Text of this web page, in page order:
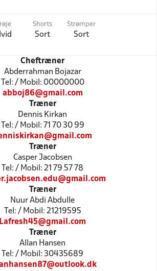
Trøje Shorts
Sort
Strømper
Sort
Cheftræner
Abderrahman Bojazar
Tel: / Mobil: 00000000
abboj86@gmail.com
Træner
Dennis Kirkan
Tel: / Mobil: 71 70 30 99
Træner
Casper Jacobsen
Tel: / Mobil: 21 79 57 78
Træner
Nuur Abdi Abdulle
Tel: / Mobil: 21219595
Lafresh45@gmail.com
Træner
Allan Hansen
Tel: / Mobil: 30435689